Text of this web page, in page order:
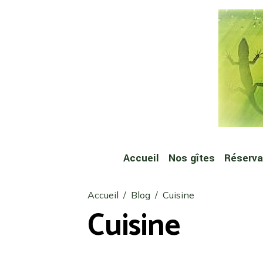
Accueil Nos gîtes
Accueil Blog Cuisine
Cuisine